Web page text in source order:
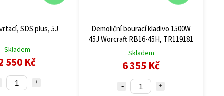
SDS plus, 5J
Skladem
550 Kč
Demoliční bourací kladivo 1500W
45J Worcraft RB16-45H, TR119181
Skladem
6 355 Kč